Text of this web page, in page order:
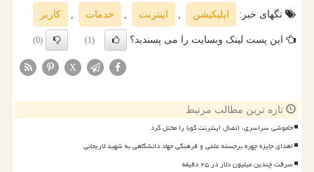
تگهای خبر:
اپلیكیشن اینترنت خدمات كاربر
این پست لینک وبسایت را می پسندید؟ (1)
(0)
X
تازه ترین مطالب مرتبط
خاموشی سراسری، اتصال اینترنت کوبا را مختل کرد
اهدای جایزه چهره برجسته علمی و فرهنگی جهاد دانشگاهی به شهید لاریجانی
سرقت چندین میلیون دلار در ۲۵ دقیقه